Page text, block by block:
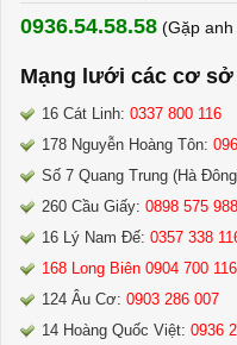
0936.54.58.58 (Gặp anh
Mạng lưới các cơ sở
16 Cát Linh: 0337 800 116
178 Nguyễn Hoàng Tôn:
Số 7 Quang Trung (Hà
260 Cầu Giấy: 0898 575 988
16 Lý Nam Đế: 0357 338
168 Long Biên 0904 700 116
124 Âu Cơ: 0903 286 007
14 Hoàng Quốc Việt: 0936